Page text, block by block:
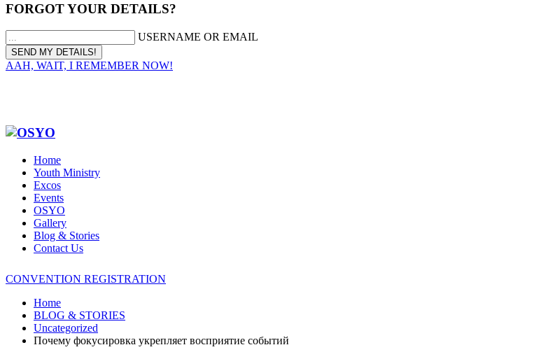
FORGOT YOUR DETAILS?
USERNAME OR EMAIL
AAH, WAIT, I REMEMBER NOW!
Home
Youth Ministry
Excos
Events
OSYO
Gallery
Blog & Stories
Contact Us
CONVENTION REGISTRATION
Home
BLOG & STORIES
Uncategorized
Почему фокусировка укрепляет восприятие событий